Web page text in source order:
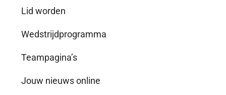
Lid worden
Wedstrijdprogramma
Teampagina’s
Jouw nieuws online